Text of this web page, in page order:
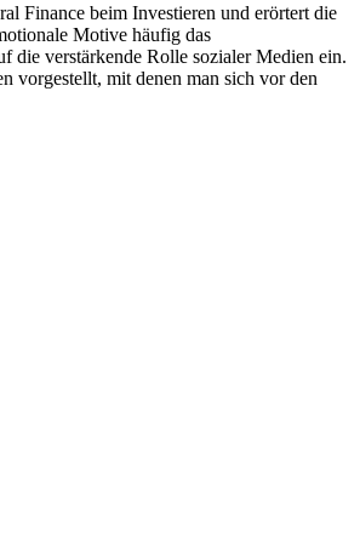
Finance beim Investieren und erörtert die
Motive häufig das
die verstärkende Rolle sozialer Medien ein.
vorgestellt, mit denen man sich vor den